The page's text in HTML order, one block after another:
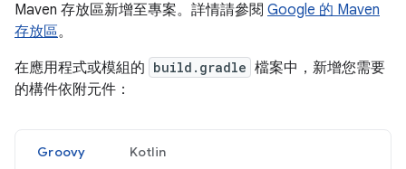
Maven 存放區新增至專案。詳情請參閱 Google 的 Maven
存放區。
在應用程式或模組的 build.gradle 檔案中，新增您需要
的構件依附元件：
Groovy Kotlin